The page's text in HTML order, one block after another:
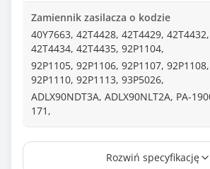
Zamiennik zasilacza o kodzie
40Y7663, 42T4428, 42T4429,
42T4434, 42T4435, 92P1104,
92P1105, 92P1106, 92P1107,
92P1110, 92P1113, 93P5026,
ADLX90NDT3A, ADLX90NLT2A, PA-
171,
Wtyk
Rozwiń specyfikację